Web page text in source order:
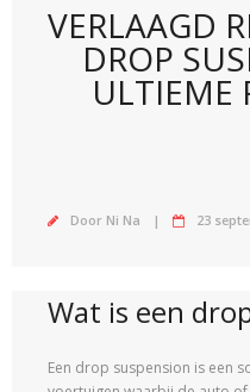
VERLAAGD
DROP
ULTIEME
Door Ni Na 23
Wat is een
Een drop suspension is een